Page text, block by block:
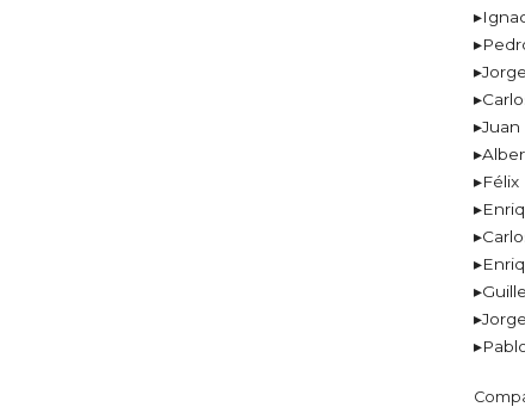
▸Juan
▸Félix